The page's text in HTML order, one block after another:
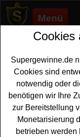
Menü
Supergewinne.de>
Anzeige:
Anzeige:
Dachzelt
Cookies
Supergewinne.de
Cookies sind
notwendig oder
benötigen wir Ihre
zur Bereitstellung
Monetarisierung
betrieben